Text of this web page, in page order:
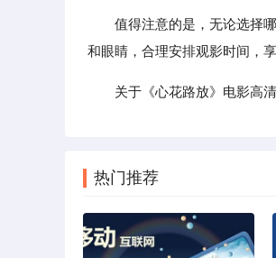
值得注意的是，无论选择
和眼睛，合理安排观影时间，
关于《心花路放》电影高
热门推荐